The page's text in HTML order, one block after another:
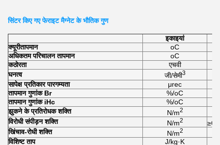
सिंटर किए गए फेराइट मैग्नेट के भौतिक गुण
इकाइयां
क्यूरीतापमान
oC
अधिकतम परिचालन तापमान
oC
कठोरता
एचवी
घनत्व
जी/सेमी3
सापेक्ष प्रतिकार पारगम्यता
μrec
तापमान गुणांक Br
%/oC
तापमान गुणांक iHc
%/oC
झुकने के प्रतिरोधक शक्ति
N/m2
विरोधी संपीड़न शक्ति N/m2
खिंचाव-रोधी शक्ति
N/m2
विशिष्ट ताप J/kg·K